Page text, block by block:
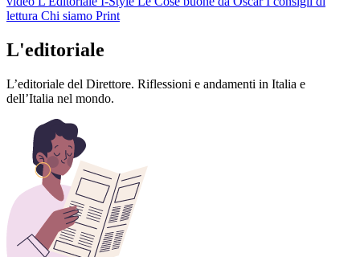
lettura Chi siamo Print
L'editoriale
L’editoriale del Direttore. Riflessioni e andamenti in Italia e
dell’Italia nel mondo.